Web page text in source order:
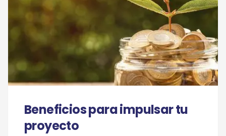
Beneficios para impulsar tu
proyecto